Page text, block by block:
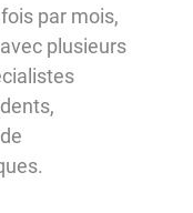
par mois,
plusieurs